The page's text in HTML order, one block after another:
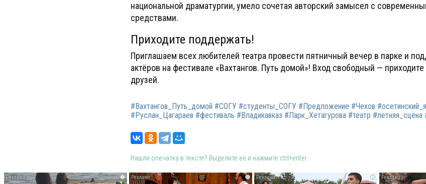
национальной драматургии, умело сочетая авторский замысел с
средствами.
Приходите поддержать!
Приглашаем всех любителей театра провести пятничный вечер в парке и
актёров на фестивале «Вахтангов. Путь домой»! Вход свободный —
друзей.
#Вахтангов_Путь_домой #СОГУ #студенты_СОГУ #Предложение #Чехов
#Руслан_Цагараев #фестиваль #Владикавказ #Парк_Хетагурова #театр #летняя_сцена
Нашли опечатку в тексте? Выделите её и нажмите ctrl+enter
i i i